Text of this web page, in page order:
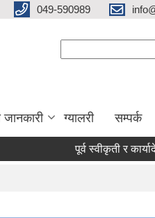
049-590989
ग्यालरी सम्पर्क
पूर्व स्वीकृती र